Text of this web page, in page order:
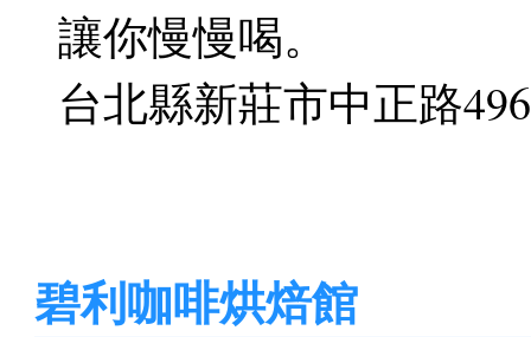
讓你慢慢喝。
台北縣新莊市中正路
碧利咖啡烘焙館